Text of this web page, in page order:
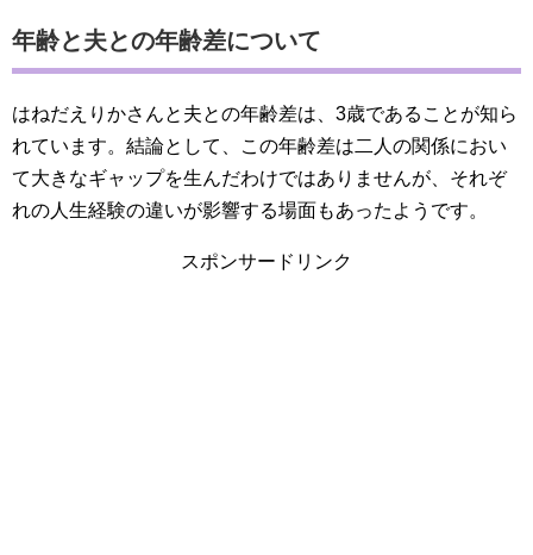
年齢と夫との年齢差について
はねだえりかさんと夫との年齢差は、3歳であることが知ら
れています。結論として、この年齢差は二人の関係におい
て大きなギャップを生んだわけではありませんが、それぞ
れの人生経験の違いが影響する場面もあったようです。
スポンサードリンク